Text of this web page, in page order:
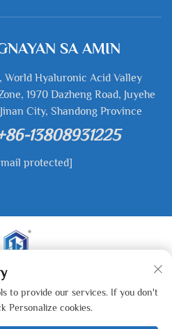
SA AMIN
World Hyaluronic Acid Valley
1970 Dazheng Road, Juyehe
City, Shandong Province
13808931225
protected]
Weiye (Jinan) Machinery
Ang lahat ng karapatan ay
Sa Pagkakapribado
to provide our services. If you don't
Personalize cookies.